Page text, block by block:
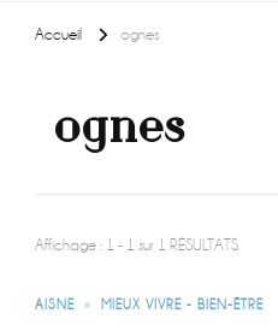
Accueil ognes
ognes
Affichage : 1 - 1 sur 1 RÉSULTATS
AISNE MIEUX VIVRE - BIEN-ÊTRE